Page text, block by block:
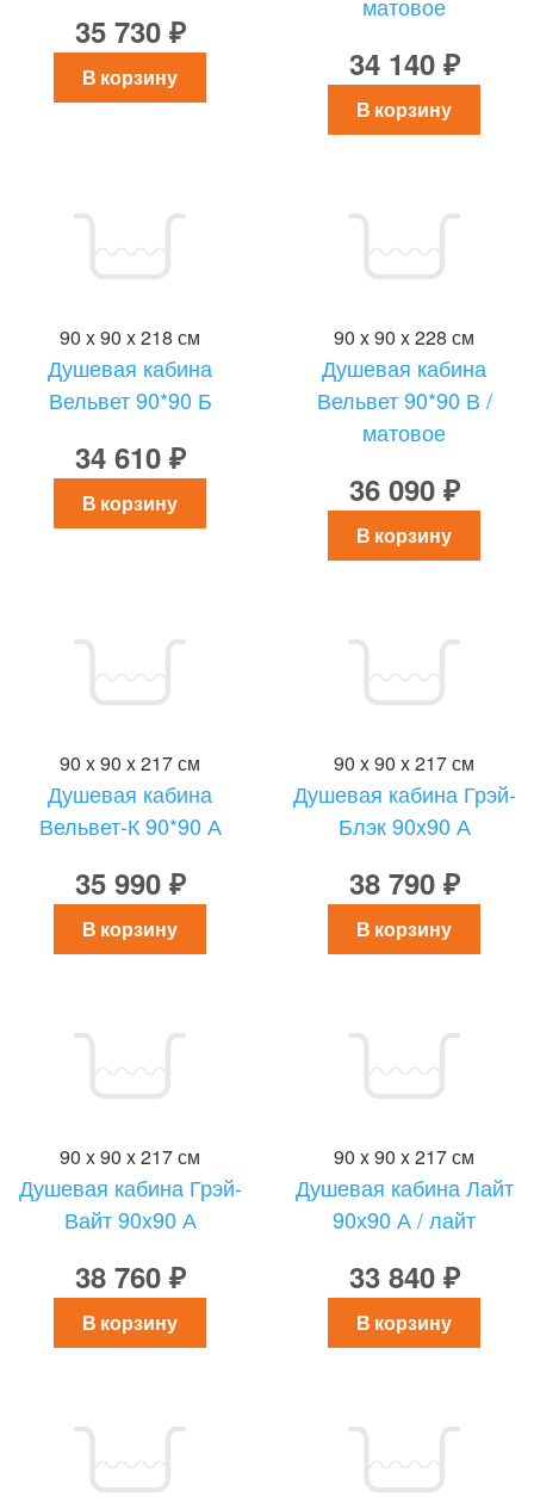
35 730 ₽
В корзину
матовое
34 140 ₽
В корзину
90 x 90 x 218 см
Душевая кабина
Вельвет 90*90 Б
34 610 ₽
В корзину
90 x 90 x 228 см
Душевая кабина
Вельвет 90*90 В /
матовое
36 090 ₽
В корзину
90 x 90 x 217 см
Душевая кабина
Вельвет-К 90*90 А
35 990 ₽
В корзину
90 x 90 x 217 см
Душевая кабина Грэй-
Блэк 90x90 А
38 790 ₽
В корзину
90 x 90 x 217 см
Душевая кабина Грэй-
Вайт 90x90 А
38 760 ₽
В корзину
90 x 90 x 217 см
Душевая кабина Лайт
90х90 А / лайт
33 840 ₽
В корзину